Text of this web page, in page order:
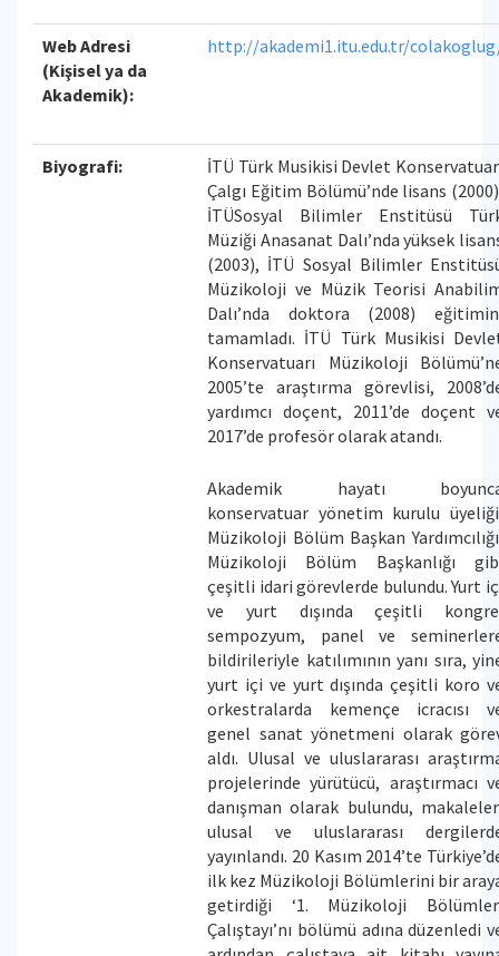
Web Adresi
(Kişisel ya da
Akademik):
http://akademi1.itu.edu.tr/
Biyografi:
İTÜ Türk Musikisi Devlet
Çalgı Eğitim Bölümü’nde lisans
İTÜSosyal Bilimler Enstitüsü
Müziği Anasanat Dalı’nda yüksek
(2003), İTÜ Sosyal Bilimler
Müzikoloji ve Müzik Teorisi
Dalı’nda doktora (2008)
tamamladı. İTÜ Türk Musikisi
Konservatuarı Müzikoloji
2005’te araştırma görevlisi,
yardımcı doçent, 2011’de doçent
2017’de profesör olarak atandı.
Akademik hayatı
konservatuar yönetim kurulu
Müzikoloji Bölüm Başkan
Müzikoloji Bölüm Başkanlığı
çeşitli idari görevlerde bulundu. Yurt
ve yurt dışında çeşitli
sempozyum, panel ve
bildirileriyle katılımının yanı sıra,
yurt içi ve yurt dışında çeşitli koro
orkestralarda kemençe icracısı
genel sanat yönetmeni olarak
aldı. Ulusal ve uluslararası
projelerinde yürütücü, araştırmacı
danışman olarak bulundu,
ulusal ve uluslararası
yayınlandı. 20 Kasım 2014’te
ilk kez Müzikoloji Bölümlerini bir
getirdiği ‘1. Müzikoloji
Çalıştayı’nı bölümü adına düzenledi